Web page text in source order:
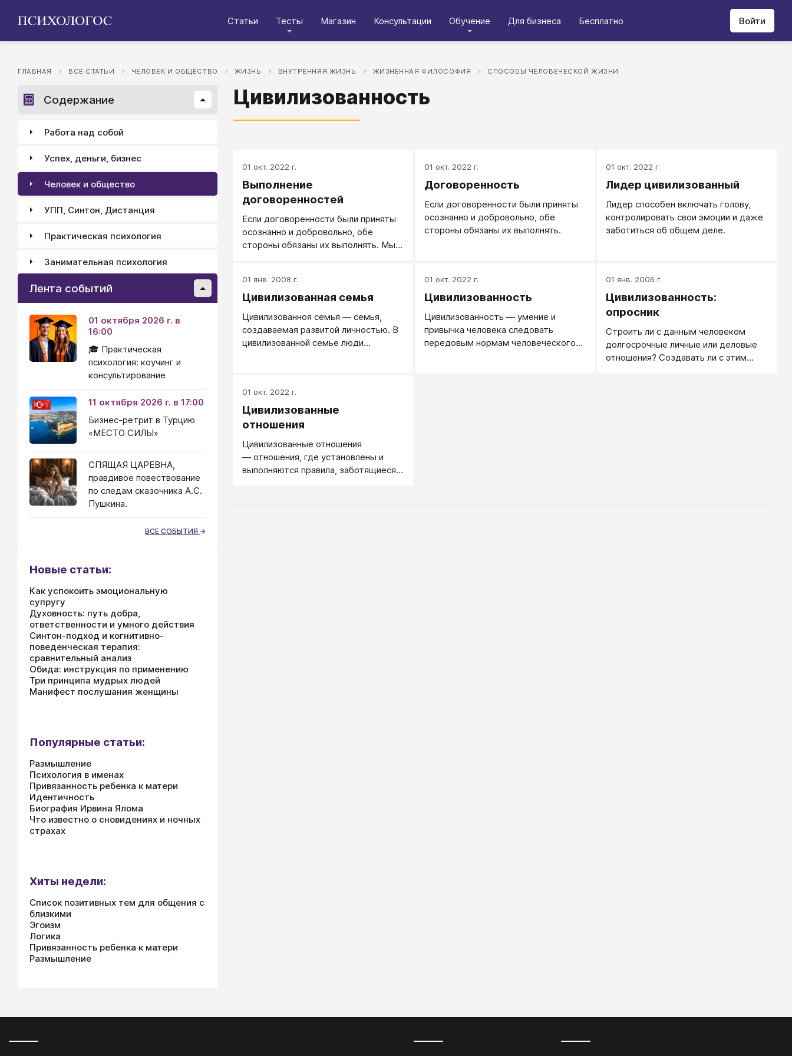
Статьи Тесты Магазин Консультации Обучение Для бизнеса Бесплатно Войти
ГЛАВНАЯ ВСЕ СТАТЬИ ЧЕЛОВЕК И ОБЩЕСТВО ЖИЗНЬ ВНУТРЕННЯЯ ЖИЗНЬ ЖИЗНЕННАЯ ФИЛОСОФИЯ СПОСОБЫ ЧЕЛОВЕЧЕСКОЙ ЖИЗНИ
Цивилизованность
01 окт. 2022 г.
Выполнение
договоренностей
Если договоренности были приняты
осознанно и добровольно, обе
стороны обязаны их выполнять. Мы
нам не могут быть претензии и
невозможны обвинения, если
01 окт. 2022 г.
Договоренность
Если договоренности были приняты
осознанно и добровольно, обе
стороны обязаны их выполнять.
01 окт. 2022 г.
Лидер цивилизованный
Лидер способен включать голову,
контролировать свои эмоции и даже
заботиться об общем деле.
01 янв. 2008 г.
Цивилизованная семья
Цивилизованноя семья — семья,
создаваемая развитой личностью. В
цивилизованной семье люди
формы конфликта.
01 окт. 2022 г.
Цивилизованность
Цивилизованность ― умение и
привычка человека следовать
передовым нормам человеческого
01 янв. 2006 г.
Цивилизованность:
опросник
Строить ли с данным человеком
долгосрочные личные или деловые
отношения? Создавать ли с этим
01 окт. 2022 г.
Цивилизованные
отношения
Цивилизованные отношения
— отношения, где установлены и
выполняются правила, заботящиеся
Содержание
Работа над собой
Успех, деньги, бизнес
Человек и общество
УПП, Синтон, Дистанция
Практическая психология
Занимательная психология
Лента событий
01 октября 2026 г. в
16:00
🎓 Практическая
психология: коучинг и
консультирование
11 октября 2026 г. в 17:00
Бизнес-ретрит в Турцию
«МЕСТО СИЛЫ»
СПЯЩАЯ ЦАРЕВНА,
правдивое повествование
по следам сказочника А.С.
Пушкина.
ВСЕ СОБЫТИЯ
Новые статьи:
Как успокоить эмоциональную
супругу
Духовность: путь добра,
ответственности и умного действия
Синтон-подход и когнитивно-
поведенческая терапия:
сравнительный анализ
Обида: инструкция по применению
Три принципа мудрых людей
Манифест послушания женщины
Популярные статьи:
Размышление
Психология в именах
Привязанность ребенка к матери
Идентичность
Биография Ирвина Ялома
Что известно о сновидениях и ночных
страхах
Хиты недели:
Список позитивных тем для общения с
близкими
Эгоизм
Логика
Привязанность ребенка к матери
Размышление